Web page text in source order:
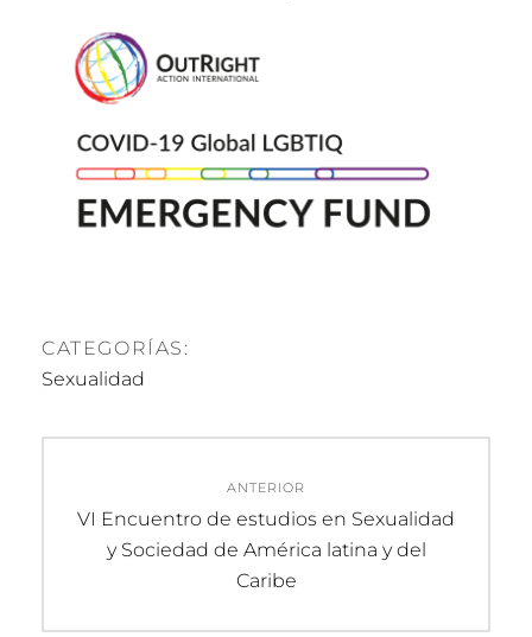
CATEGORÍAS:
Sexualidad
de
entradas
ANTERIOR
Entrada
anterior:
VI Encuentro de estudios en Sexualidad
y Sociedad de América latina y del
Caribe